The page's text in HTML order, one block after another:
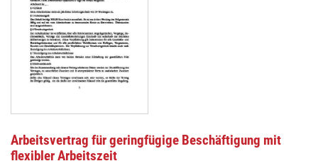
Arbeitsvertrag für geringfügige Beschäftigung mit
flexibler Arbeitszeit